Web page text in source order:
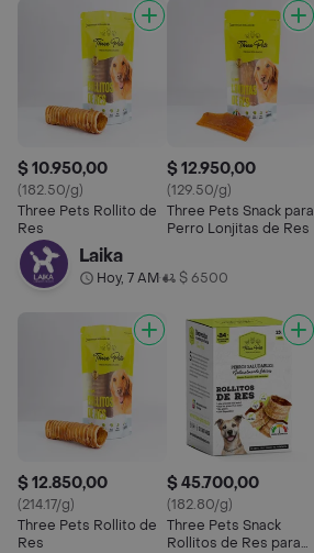
$ 10.950,00
(182.50/g)
Three Pets Rollito de
Res
$ 12.950,00
(129.50/g)
Three Pets Snack para
Perro Lonjitas de Res
Laika
Hoy, 7 AM• $ 6500
$ 12.850,00
(214.17/g)
Three Pets Rollito de
Res
$ 45.700,00
(182.80/g)
Three Pets Snack
Rollitos de Res para